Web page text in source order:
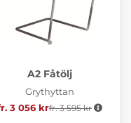
A2 Fåtölj
Grythyttan
3 056 krOrdinarie pris:
fr. 3 595 kr